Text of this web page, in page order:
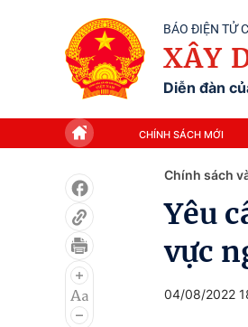
BÁO ĐIỆN TỬ
XÂY
Diễn đàn
CHÍNH SÁCH MỚI
Chính sách
Yêu
vực
04/08/2022